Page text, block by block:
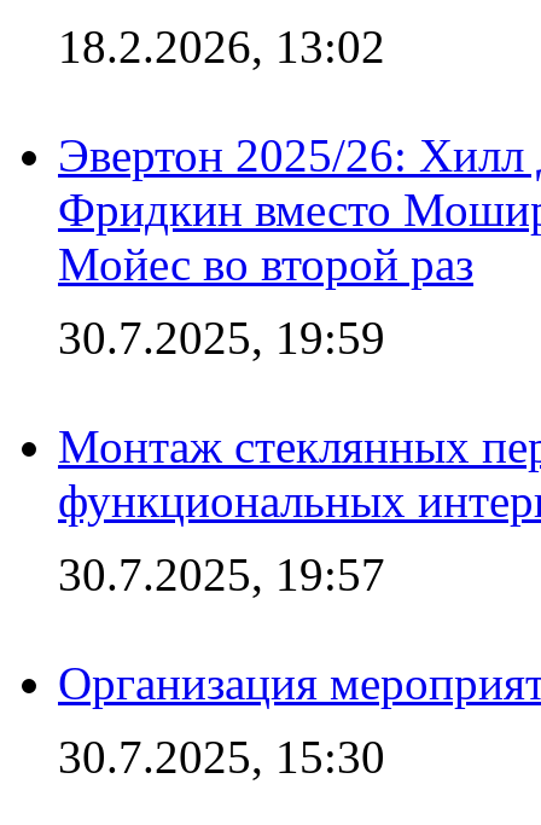
18.2.2026, 13:02
Эвертон 2025/26:
Фридкин вместо
Мойес во второй раз
30.7.2025, 19:59
Монтаж стеклянных
функциональных
30.7.2025, 19:57
Организация
30.7.2025, 15:30